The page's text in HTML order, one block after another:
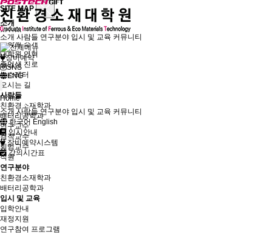
SITE MAP
소개
인사말
대학원 소개
대학원 연혁
졸업생 진로
뉴스레터
오시는 길
사람들
친환경소재학과
배터리공학과
연구교수
겸직교수
퇴임교수
직원
연구분야
친환경소재학과
배터리공학과
입시 및 교육
입학안내
재정지원
연구참여 프로그램
소개 사람들 연구분야 입시 및 교육 커뮤니티
장비예약
SNS
ENG
Home
소개 사람들 연구분야 입시 및 교육 커뮤니티
한국어 English
입시안내
장비예약시스템
강의시간표